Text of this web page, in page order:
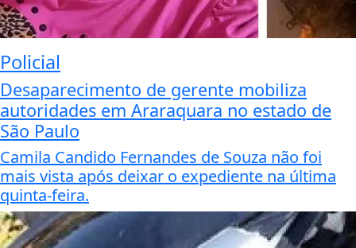
Policial
Desaparecimento de gerente mobiliza
autoridades em Araraquara no estado de
São Paulo
Camila Candido Fernandes de Souza não foi
mais vista após deixar o expediente na última
quinta-feira.